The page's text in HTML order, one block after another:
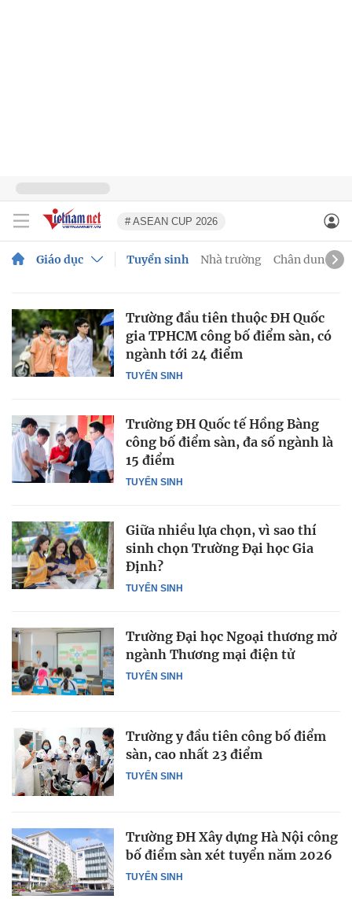
# ASEAN CUP 2026
Giáo dục Nhà trường Chân dung
Tuyển sinh
TUYỂN SINH
Trường đầu tiên thuộc ĐH Quốc
gia TPHCM công bố điểm sàn, có
ngành tới 24 điểm
TUYỂN SINH
Trường ĐH Quốc tế Hồng Bàng
công bố điểm sàn, đa số ngành là
15 điểm
TUYỂN SINH
Giữa nhiều lựa chọn, vì sao thí
sinh chọn Trường Đại học Gia
Định?
TUYỂN SINH
Trường Đại học Ngoại thương mở
ngành Thương mại điện tử
TUYỂN SINH
Trường y đầu tiên công bố điểm
sàn, cao nhất 23 điểm
TUYỂN SINH
Trường ĐH Xây dựng Hà Nội công
bố điểm sàn xét tuyển năm 2026